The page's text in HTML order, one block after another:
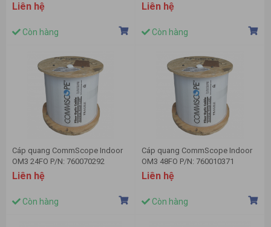
Liên hệ
Còn hàng
Liên hệ
Còn hàng
Cáp quang CommScope Indoor
OM3 24FO P/N: 760070292
Liên hệ
Còn hàng
Cáp quang CommScope Indoor
OM3 48FO P/N: 760010371
Liên hệ
Còn hàng